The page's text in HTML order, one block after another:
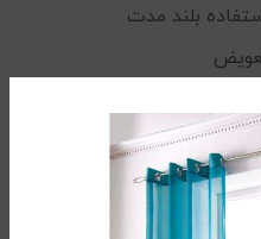
بلند مدت
عالی